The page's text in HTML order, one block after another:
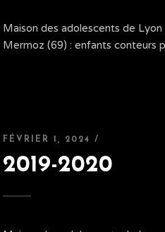
Maison des adolescents de
Mermoz (69) : enfants conteurs
FÉVRIER 1, 2024 /
2019-2020